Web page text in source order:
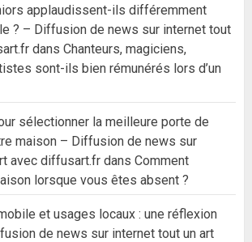
applaudissent-ils différemment
? – Diffusion de news sur internet tout
dans Chanteurs, magiciens,
sont-ils bien rémunérés lors d’un
sélectionner la meilleure porte de
maison – Diffusion de news sur
avec diffusart.fr dans Comment
lorsque vous êtes absent ?
et usages locaux : une réflexion
de news sur internet tout un art